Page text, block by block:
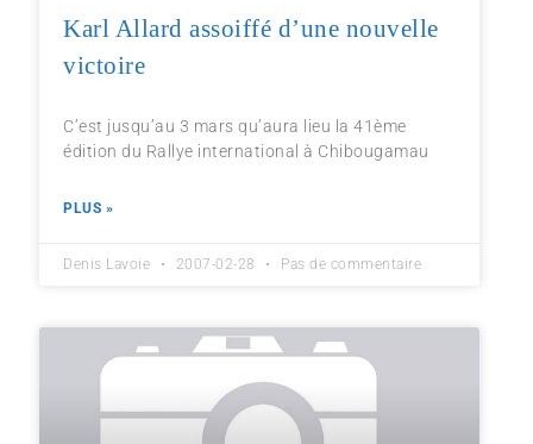
Karl Allard assoiffé d’une nouvelle
victoire
C’est jusqu’au 3 mars qu’aura lieu la 41ème
édition du Rallye international à Chibougamau
PLUS »
Denis Lavoie 2007-02-28 Pas de commentaire